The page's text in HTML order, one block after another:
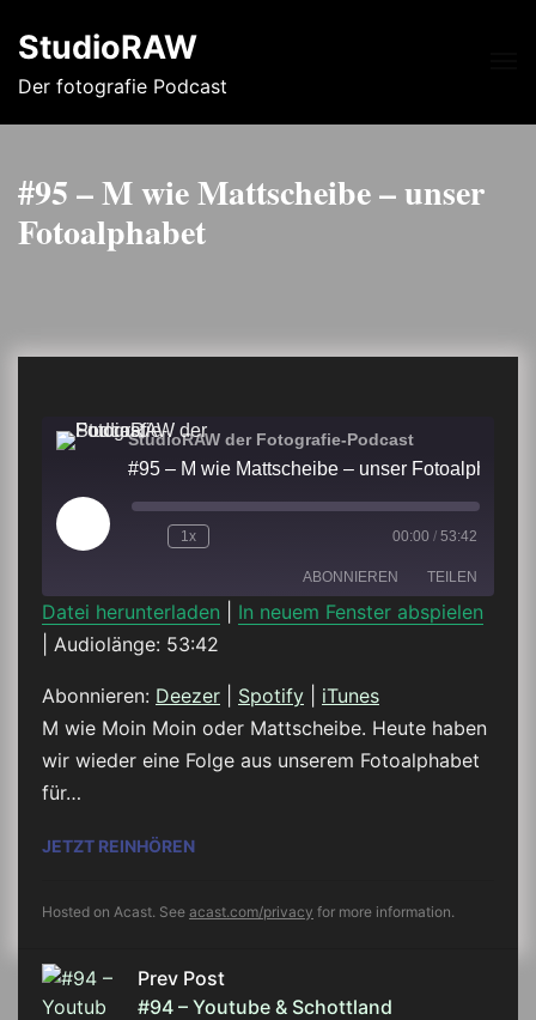
StudioRAW
Der fotografie Podcast
#95 – M wie Mattscheibe – unser
Fotoalphabet
StudioRAW der Fotografie-Podcast
#95 – M wie Mattscheibe – unser Fotoalphabet
Play
Episode
1x 00:00 / 53:42
ABONNIEREN TEILEN
Deezer
RSS FEED
TEILEN
LINK
EMBED
Datei herunterladen
In neuem Fenster abspielen
Audiolänge: 53:42
Abonnieren: Deezer Spotify
iTunes
M wie Moin Moin oder Mattscheibe. Heute haben
wir wieder eine Folge aus unserem Fotoalphabet
für…
JETZT REINHÖREN#95 – M WIE MATTSCHEIBE – UNSER
Hosted on Acast. See acast.com/privacy for more information.
Prev Post
#94 – Youtube & Schottland